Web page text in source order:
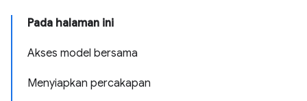
Pada halaman ini
Akses model bersama
Menyiapkan percakapan